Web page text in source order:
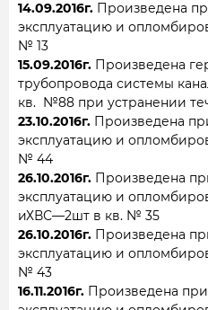
14.09.2016г. Произведена
эксплуатацию и
№ 13
15.09.2016г. Произведена
трубопровода системы
кв. №88 при устранении
23.10.2016г. Произведена
эксплуатацию и
№ 44
26.10.2016г. Произведена
эксплуатацию и
иХВС—2шт в кв. № 35
26.10.2016г. Произведена
эксплуатацию и
№ 43
16.11.2016г. Произведена